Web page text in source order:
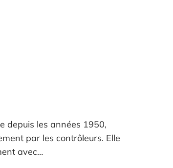
depuis les années 1950,
par les contrôleurs. Elle
avec…